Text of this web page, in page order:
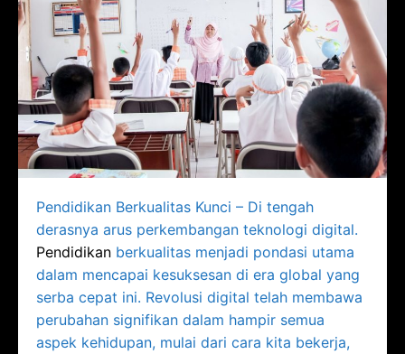
Pendidikan Berkualitas Kunci – Di tengah
derasnya arus perkembangan teknologi digital.
Pendidikan berkualitas menjadi pondasi utama
dalam mencapai kesuksesan di era global yang
serba cepat ini. Revolusi digital telah membawa
perubahan signifikan dalam hampir semua
aspek kehidupan, mulai dari cara kita bekerja,